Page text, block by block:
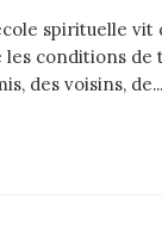
spirituelle vit
conditions de
des voisins, de...